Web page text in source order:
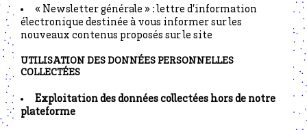
« Newsletter générale » : lettre d’information
électronique destinée à vous informer sur les
nouveaux contenus proposés sur le site
UTILISATION DES DONNÉES PERSONNELLES
COLLECTÉES
Exploitation des données collectées hors de notre
plateforme